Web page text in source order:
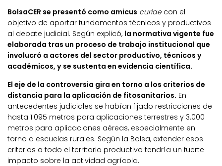
BolsaCER se presentó como amicus curiaecon el
objetivo de aportar fundamentos técnicos y productivos
al debate judicial. Según explicó, la normativa vigente fue
elaborada tras un proceso de trabajo institucional que
involucró a actores del sector productivo, técnicos y
académicos, y se sustenta en evidencia científica.
El eje de la controversia gira en torno a los criterios de
distancia para la aplicación de fitosanitarios. En
antecedentes judiciales se habían fijado restricciones de
hasta 1.095 metros para aplicaciones terrestres y 3.000
metros para aplicaciones aéreas, especialmente en
torno a escuelas rurales. Según la Bolsa, extender esos
criterios a todo el territorio productivo tendría un fuerte
impacto sobre la actividad agrícola.